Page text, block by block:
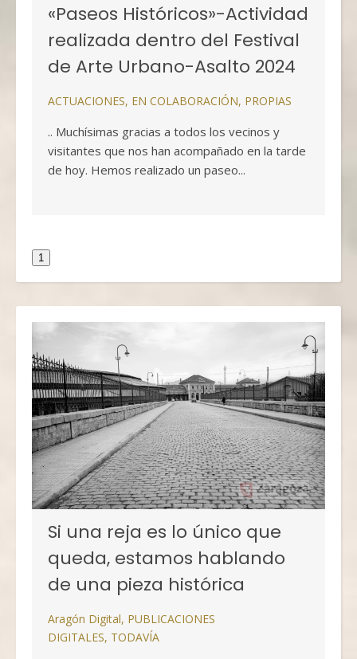
«Paseos Históricos»-Actividad
realizada dentro del Festival
de Arte Urbano-Asalto 2024
ACTUACIONES, EN COLABORACIÓN, PROPIAS
.. Muchísimas gracias a todos los vecinos y
visitantes que nos han acompañado en la tarde
de hoy. Hemos realizado un paseo...
1
Si una reja es lo único que
queda, estamos hablando
de una pieza histórica
Aragón Digital, PUBLICACIONES
DIGITALES, TODAVÍA